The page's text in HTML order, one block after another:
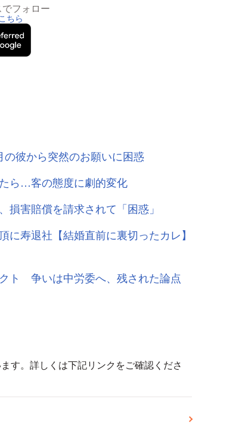
フォロー
ちら
彼から突然のお願いに困惑
ら…客の態度に劇的変化
害賠償を請求されて「困惑」
寿退社【結婚直前に裏切ったカレ】
ト 争いは中労委へ、残された論点
す。詳しくは下記リンクをご確認くださ